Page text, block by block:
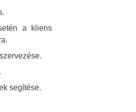
a kliens
segítése.